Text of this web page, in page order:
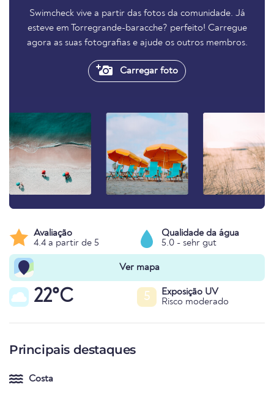
Swimcheck vive a partir das fotos da comunidade. Já
esteve em Torregrande-baracche? perfeito! Carregue
agora as suas fotografias e ajude os outros membros.
Carregar foto
Avaliação
4.4 a partir de 5
Qualidade da água
5.0 - sehr gut
Ver mapa
22°C 5
Exposição UV
Risco moderado
Principais destaques
Costa